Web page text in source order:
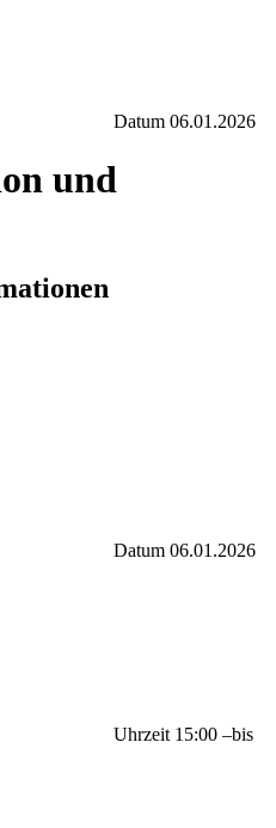
Datum 06.01.2026
und
Datum 06.01.2026
Uhrzeit 15:00 –bis